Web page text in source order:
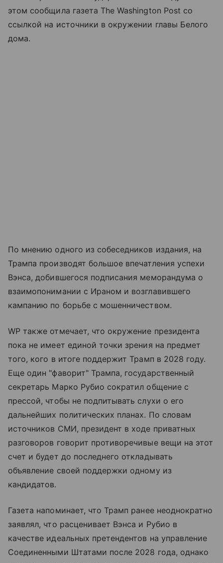
этом сообщила газета The Washington Post со
ссылкой на источники в окружении главы Белого
дома.
По мнению одного из собеседников издания, на
Трампа производят большое впечатления успехи
Вэнса, добившегося подписания меморандума о
взаимопонимании с Ираном и возглавившего
кампанию по борьбе с мошенничеством.
WP также отмечает, что окружение президента
пока не имеет единой точки зрения на предмет
того, кого в итоге поддержит Трамп в 2028 году.
Еще один "фаворит" Трампа, государственный
секретарь Марко Рубио сократил общение с
прессой, чтобы не подпитывать слухи о его
дальнейших политических планах. По словам
источников СМИ, президент в ходе приватных
разговоров говорит противоречивые вещи на этот
счет и будет до последнего откладывать
объявление своей поддержки одному из
кандидатов.
Газета напоминает, что Трамп ранее неоднократно
заявлял, что расценивает Вэнса и Рубио в
качестве идеальных претендентов на управление
Соединенными Штатами после 2028 года, однако